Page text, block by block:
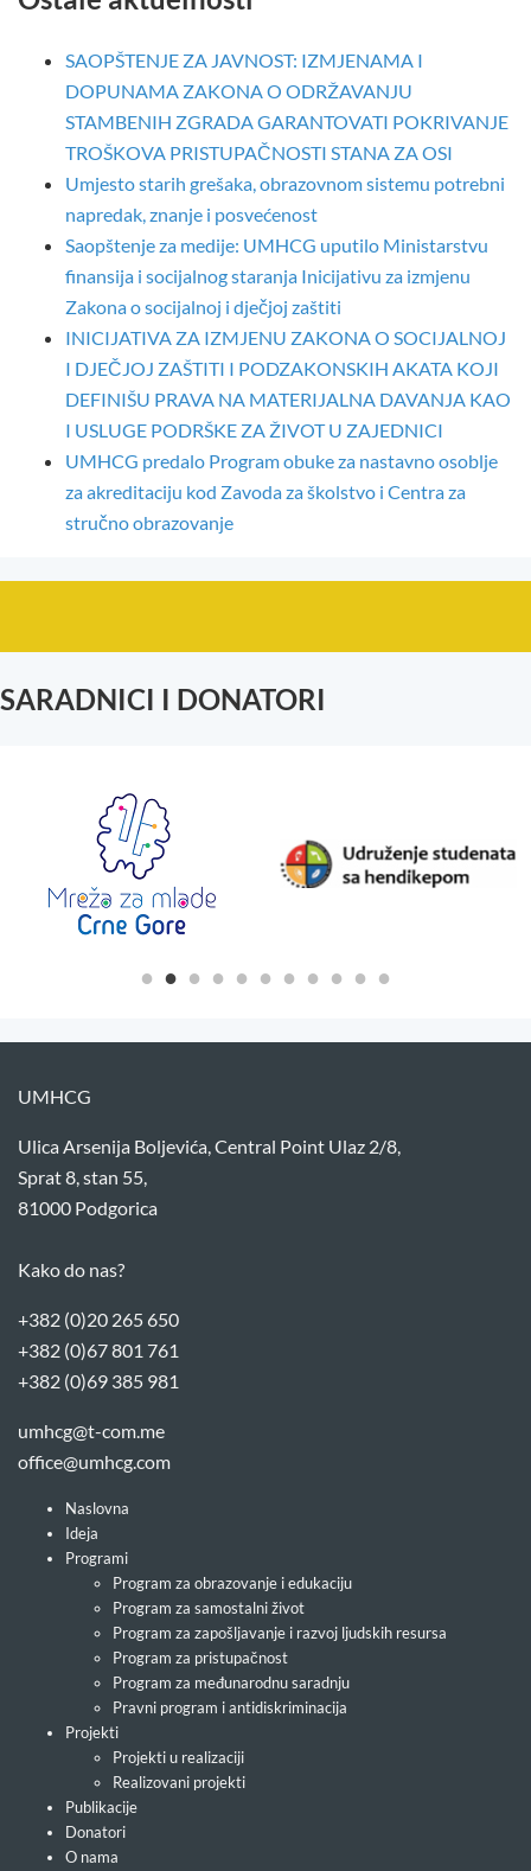
SAOPŠTENJE ZA JAVNOST: IZMJENAMA I
DOPUNAMA ZAKONA O ODRŽAVANJU
STAMBENIH ZGRADA GARANTOVATI POKRIVANJE
TROŠKOVA PRISTUPAČNOSTI STANA ZA OSI
Umjesto starih grešaka, obrazovnom sistemu potrebni
napredak, znanje i posvećenost
Saopštenje za medije: UMHCG uputilo Ministarstvu
finansija i socijalnog staranja Inicijativu za izmjenu
Zakona o socijalnoj i dječjoj zaštiti
INICIJATIVA ZA IZMJENU ZAKONA O SOCIJALNOJ
I DJEČJOJ ZAŠTITI I PODZAKONSKIH AKATA KOJI
DEFINIŠU PRAVA NA MATERIJALNA DAVANJA KAO
I USLUGE PODRŠKE ZA ŽIVOT U ZAJEDNICI
UMHCG predalo Program obuke za nastavno osoblje
za akreditaciju kod Zavoda za školstvo i Centra za
stručno obrazovanje
SARADNICI I DONATORI
UMHCG
Ulica Arsenija Boljevića, Central Point Ulaz 2/8,
Sprat 8, stan 55,
81000 Podgorica
Kako do nas?
+382 (0)20 265 650
+382 (0)67 801 761
+382 (0)69 385 981
umhcg@t-com.me
office@umhcg.com
Naslovna
Ideja
Programi
Program za obrazovanje i edukaciju
Program za samostalni život
Program za zapošljavanje i razvoj ljudskih resursa
Program za pristupačnost
Program za međunarodnu saradnju
Pravni program i antidiskriminacija
Projekti
Projekti u realizaciji
Realizovani projekti
Publikacije
Donatori
O nama